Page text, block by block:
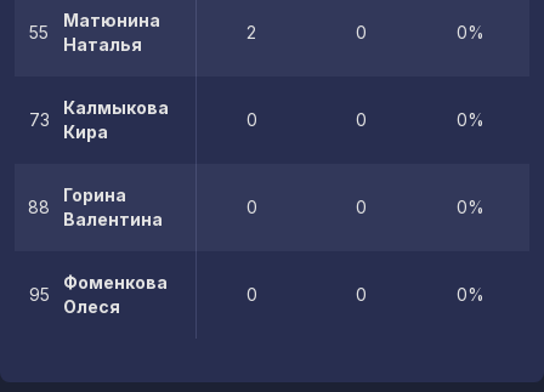
55
Матюнина
Наталья
2 0 0%
73
Калмыкова
Кира
0 0 0%
88
Горина
Валентина
0 0 0%
95
Фоменкова
Олеся
0 0 0%